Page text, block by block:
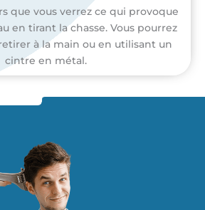
que vous verrez ce qui provoque
en tirant la chasse. Vous pourrez
à la main ou en utilisant un
cintre en métal.